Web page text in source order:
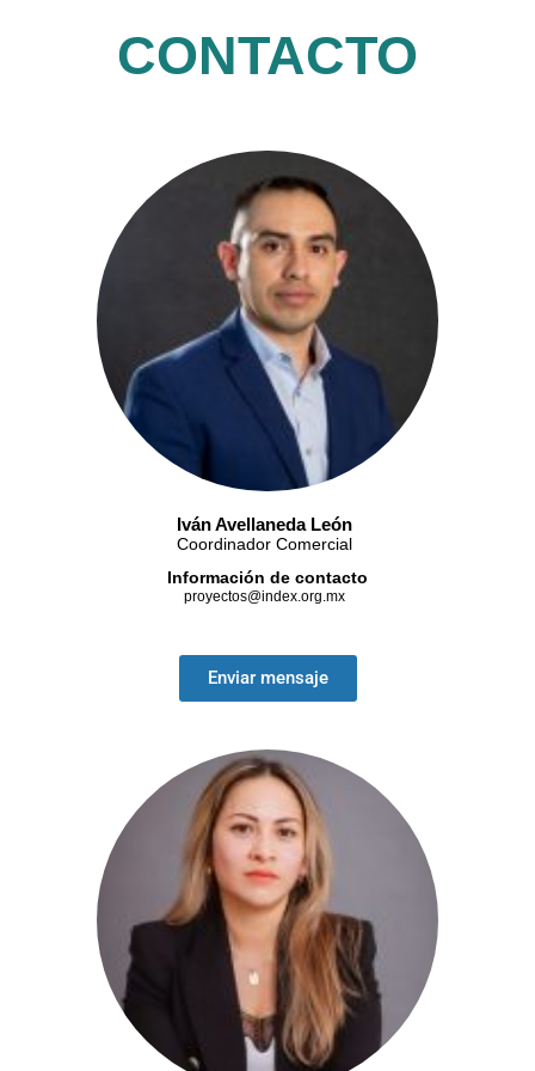
CONTACTO
Iván Avellaneda León
Coordinador Comercial
Información de contacto
proyectos@index.org.mx
Enviar mensaje